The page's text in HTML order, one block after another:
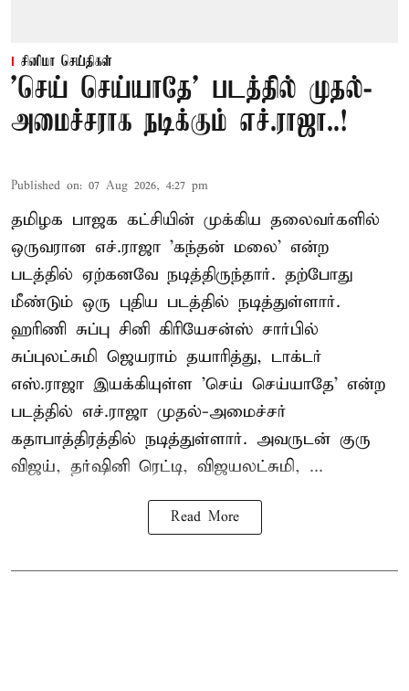
சினிமா செய்திகள்
'செய் செய்யாதே' படத்தில் முதல்-
அமைச்சராக நடிக்கும் எச்.ராஜா..!
Published on: 07 Aug 2026, 4:27 pm
தமிழக பாஜக கட்சியின் முக்கிய தலைவர்களில்
ஒருவரான எச்.ராஜா 'கந்தன் மலை' என்ற
படத்தில் ஏற்கனவே நடித்திருந்தார். தற்போது
மீண்டும் ஒரு புதிய படத்தில் நடித்துள்ளார்.
ஹரிணி சுப்பு சினி கிரியேசன்ஸ் சார்பில்
சுப்புலட்சுமி ஜெயராம் தயாரித்து, டாக்டர்
எஸ்.ராஜா இயக்கியுள்ள 'செய் செய்யாதே' என்ற
படத்தில் எச்.ராஜா முதல்-அமைச்சர்
கதாபாத்திரத்தில் நடித்துள்ளார். அவருடன் குரு
விஜய், தர்ஷினி ரெட்டி, விஜயலட்சுமி, ...
Read More